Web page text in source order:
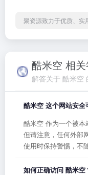
聚资源致力于优质、实
酷米空 相
解答关于 酷米空
酷米空 这个网站安全
酷米空 作为一个被本
但请注意，任何外部
使用时保持警惕，不
如何正确访问 酷米空